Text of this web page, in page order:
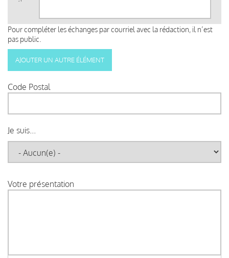
1)
Pour compléter les échanges par courriel avec la rédaction, il n’est
pas public.
Code Postal
Je suis...
Votre présentation